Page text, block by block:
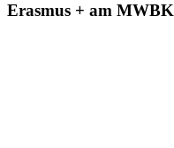
Erasmus + am MWBK